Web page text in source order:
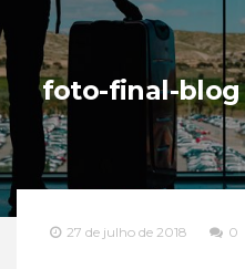
foto-final-blog
27 de julho de 2018 0